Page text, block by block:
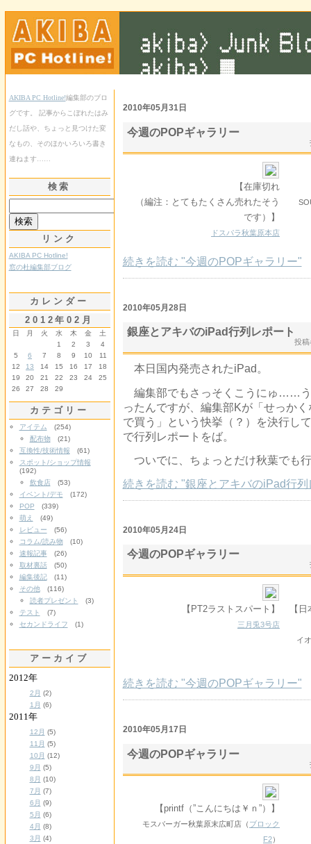
2010年05月31日
今週のPOPギャラリー
【在庫切れ
（編注：とてもたくさん売れたそう
です）】
ドスパラ秋葉原本店
続きを読む "今週のPOPギャラリー"
2010年05月28日
銀座とアキバのiPad行列レポート
投
本日国内発売されたiPad。
編集部でもさっそくこうにゅ……う
ったんですが、編集部Kが「せっか
で買う」という快挙（？）を決行し
で行列レポートをば。
ついでに、ちょっとだけ秋葉でも
続きを読む "銀座とアキバのiPad行列
2010年05月24日
今週のPOPギャラリー
【PT2ラストスパート】
三月兎3号店
【日
イ
続きを読む "今週のPOPギャラリー"
2010年05月17日
今週のPOPギャラリー
【printf（”こんにちは￥ｎ”）】
モスバーガー秋葉原末広町店（ ブロック
F2）
AKIBA PC Hotline!編集部のブロ
グです。 記事からこぼれたはみ
だし話や、ちょっと見つけた変
なもの、そのほかいろいろ書き
連ねます……
検索
リンク
AKIBA PC Hotline!
窓の杜編集部ブログ
カレンダー
2012年02月
日 月 火 水 木 金
土
1
2 3
4
5
6 7 8 9 10
11
12
13 14 15 16 17
18
19
20 21 22 23 24
25
26
27 28 29
カテゴリー
アイテム (254)
配布物(21)
互換性/技術情報 (61)
スポット/ショップ情報
(192)
飲食店(53)
イベント/デモ (172)
POP (339)
萌え
(49)
レビュー (56)
コラム/読み物(10)
速報記事(26)
取材裏話(50)
編集後記 (11)
その他(116)
読者プレゼント
(3)
テスト
(7)
セカンドライフ (1)
アーカイブ
2012年
2月 (2)
1月 (6)
2011年
12月 (5)
11月 (5)
10月 (12)
9月 (5)
8月 (10)
7月 (7)
6月 (9)
5月 (6)
4月 (8)
3月 (4)